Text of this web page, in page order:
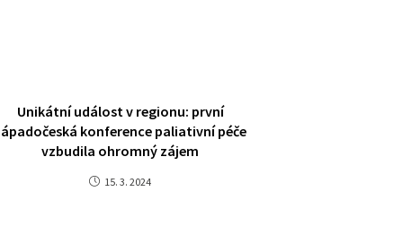
Unikátní událost v regionu: první
konference paliativní péče
vzbudila ohromný zájem
15. 3. 2024